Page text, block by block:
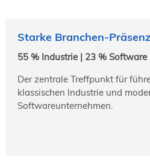
Starke Branchen-Präsenz
55 % Industrie | 23 % Software
Der zentrale Treffpunkt für
klassischen Industrie und
Softwareunternehmen.